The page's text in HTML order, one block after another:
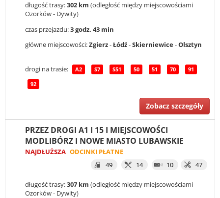
długość trasy:302 km (odległość między miejscowościami
Ozorków - Dywity)
czas przejazdu:3 godz. 43 min
główne miejscowości:Zgierz-Łódź-Skierniewice-Olsztyn
drogi na trasie: A2 S7 S51 50 51 70 91
92
Zobacz szczegóły
PRZEZ DROGI A1 I 15 I MIEJSCOWOŚCI
MODLIBÓRZ I NOWE MIASTO LUBAWSKIE
NAJDŁUŻSZA ODCINKI PŁATNE
49
14 10 47
długość trasy:307 km (odległość między miejscowościami
Ozorków - Dywity)